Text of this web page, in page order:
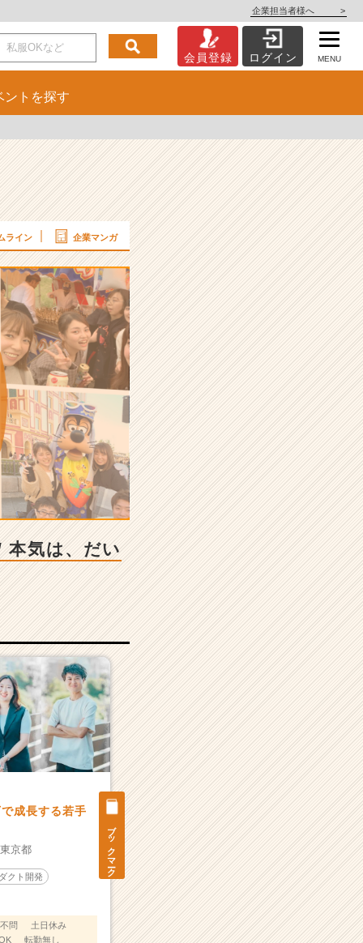
企業担当者様へ >
会員登録 ログイン MENU
ント を探す
ライン 企業マンガ
本気は、だい
ブックマーク
成長する若手
東京都
クト開発
問
土日休み
転勤無し